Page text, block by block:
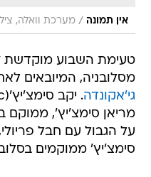
אין תמונה / מערכת וואלה,
טעימת השבוע מוקדשת
מסלובניה, המיובאים
גי'אקונדה
מריאן סימצ'יץ', ממוקם
על הגבול עם חבל
סימצ'יץ' ממוקמים